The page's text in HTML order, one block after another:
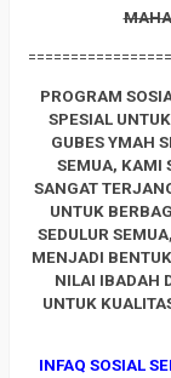
PROGRAM
SPESIAL
GUBES YMAH
SEMUA, KAMI
SANGAT
UNTUK
SEDULUR
MENJADI
NILAI IBADAH
UNTUK
INFAQ SOSIAL